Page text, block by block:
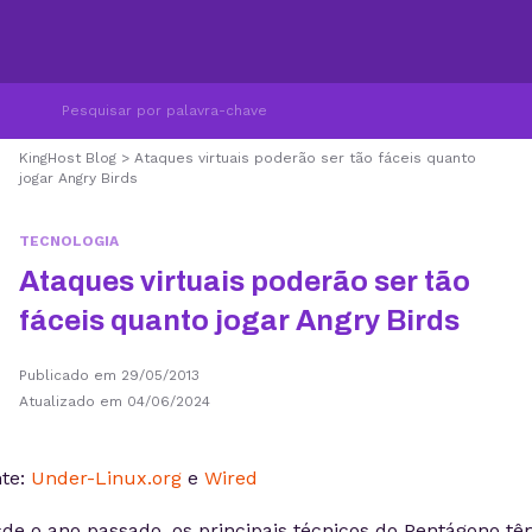
KingHost Blog > Ataques virtuais poderão ser tão fáceis quanto
jogar Angry Birds
TECNOLOGIA
Ataques virtuais poderão ser tão
fáceis quanto jogar Angry Birds
Publicado em 29/05/2013
Atualizado em 04/06/2024
Under-Linux.org e Wired